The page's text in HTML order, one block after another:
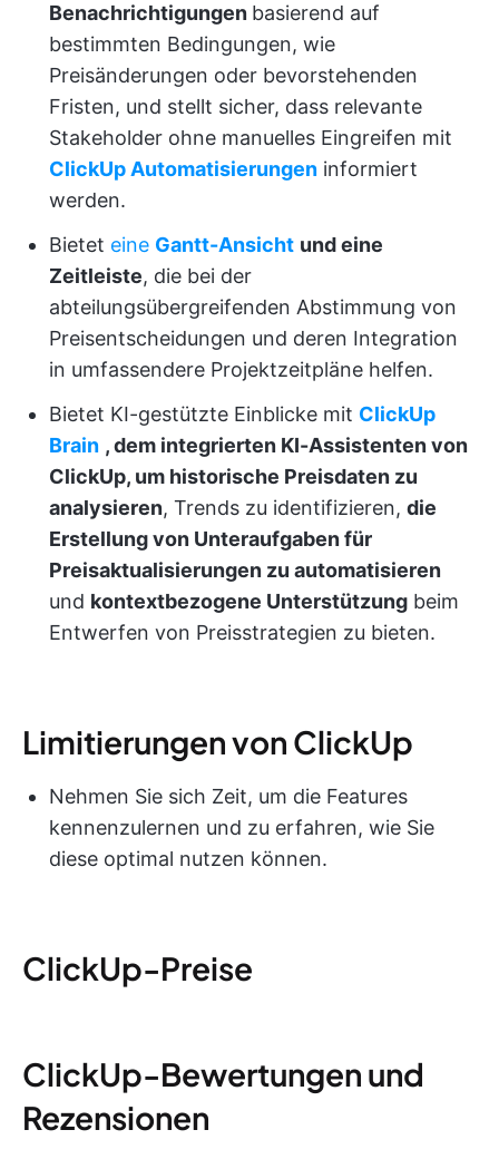
Benachrichtigungen basierend auf
bestimmten Bedingungen, wie
Preisänderungen oder bevorstehenden
Fristen, und stellt sicher, dass relevante
Stakeholder ohne manuelles Eingreifen mit
ClickUp Automatisierungen informiert
werden.
Bietet eine Gantt-Ansicht und eine
Zeitleiste, die bei der
abteilungsübergreifenden Abstimmung von
Preisentscheidungen und deren Integration
in umfassendere Projektzeitpläne helfen.
Bietet KI-gestützte Einblicke mit ClickUp
Brain , dem integrierten KI-Assistenten von
ClickUp, um historische Preisdaten zu
analysieren, Trends zu identifizieren, die
Erstellung von Unteraufgaben für
Preisaktualisierungen zu automatisieren
und kontextbezogene Unterstützung beim
Entwerfen von Preisstrategien zu bieten.
Limitierungen von ClickUp
Nehmen Sie sich Zeit, um die Features
kennenzulernen und zu erfahren, wie Sie
diese optimal nutzen können.
ClickUp-Preise
ClickUp-Bewertungen und
Rezensionen